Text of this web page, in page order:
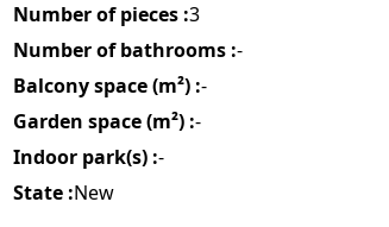
Number of pieces :3
Number of bathrooms :-
Balcony space (m²) :-
Garden space (m²) :-
Indoor park(s) :-
State :New